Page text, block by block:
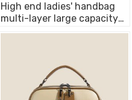
High end ladies' handbag
multi-layer large capacity
commuting bag(Black)